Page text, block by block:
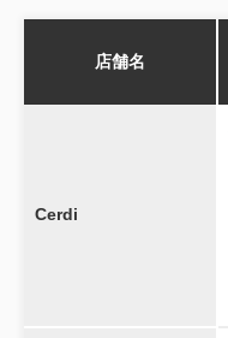
店舗名
Cerdi